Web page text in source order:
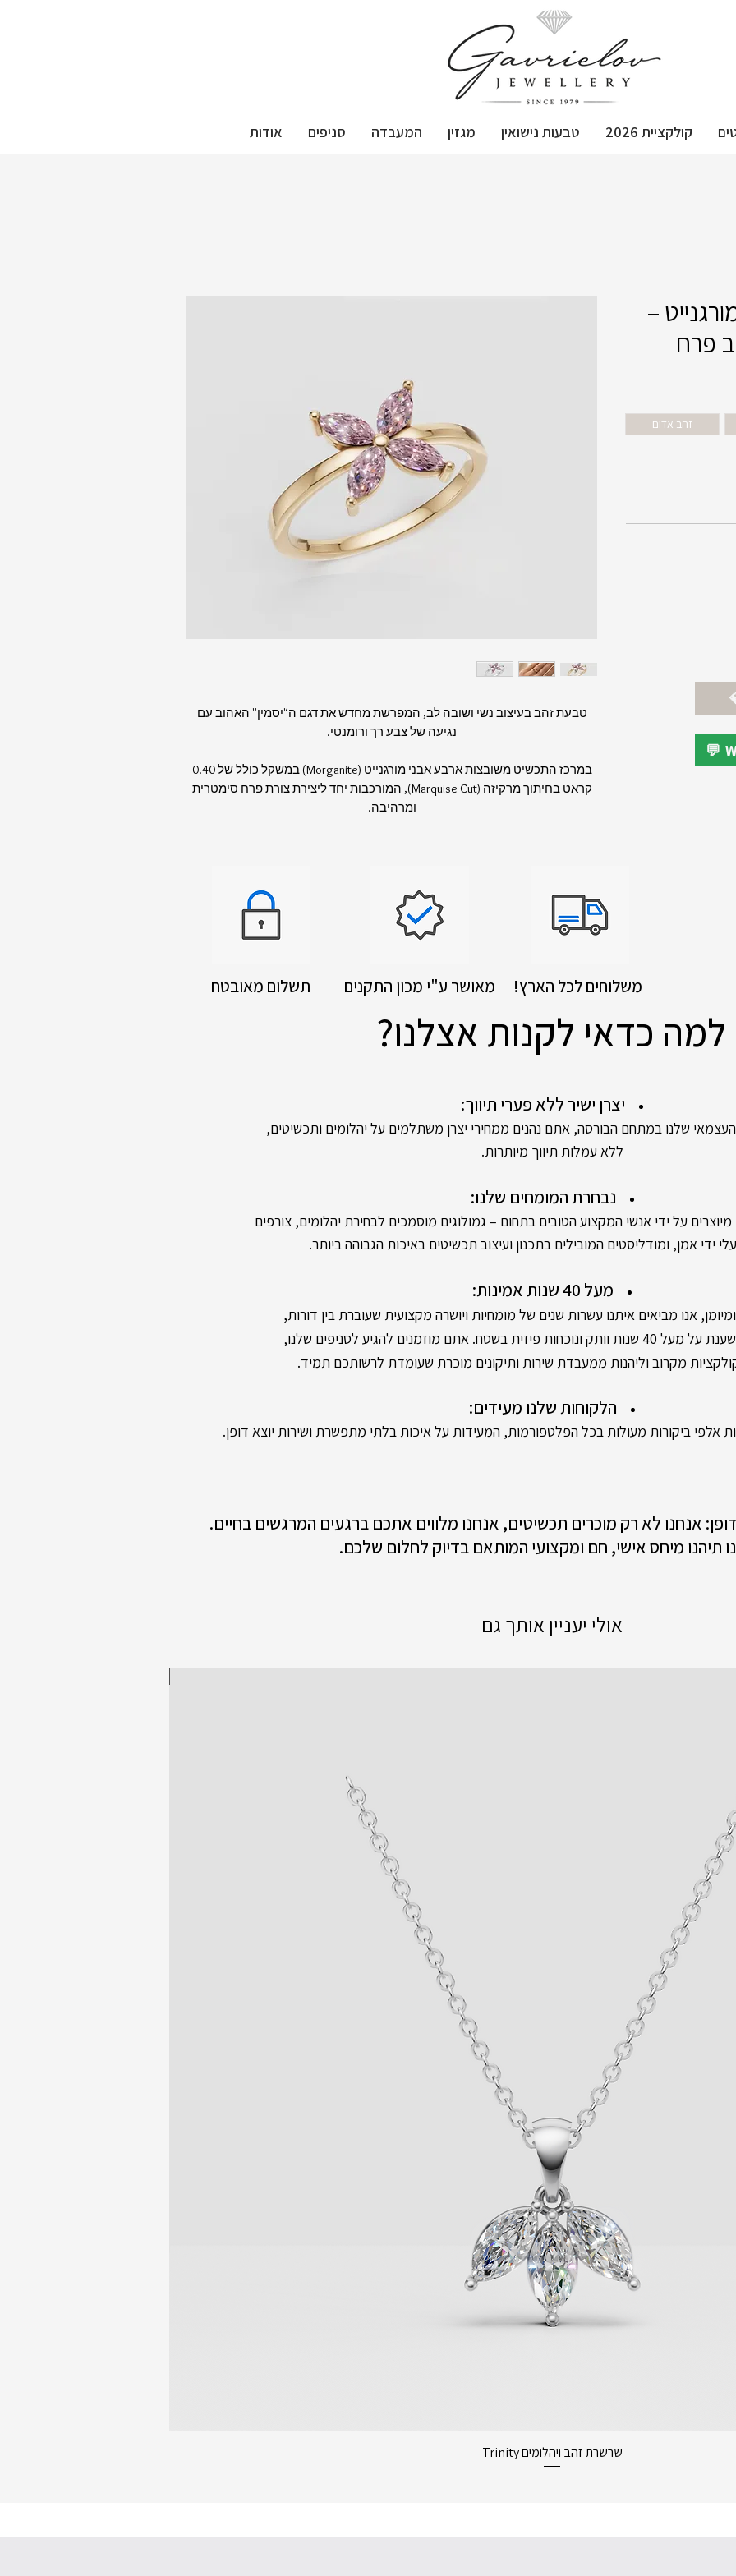
קולקציית 2026 טבעות נישואין מגזין המעבדה סניפים אודות
טבעת זהב בעיצוב נשי ושובה לב, המפרשת מחדש את דגם ה"יסמין" האהוב עם
נגיעה של צבע רך ורומנטי.
במרכז התכשיט משובצות ארבע אבני מורגנייט (Morganite) במשקל כולל של 0.40
קראט בחיתוך מרקיזה (Marquise Cut), המורכבות יחד ליצירת צורת פרח סימטרית
ומרהיבה.
–
פרח
זהב אדום
תשלום מאובטח מאושר ע"י מכון התקנים
למה כדאי לקנות אצלנו?
יצרן ישיר ללא פערי תיווך:
שלנו במתחם הבורסה, אתם נהנים ממחירי יצרן משתלמים על יהלומים ותכשיטים,
ללא עמלות תיווך מיותרות.
נבחרת המומחים שלנו:
על ידי אנשי המקצוע הטובים בתחום – גמולוגים מוסמכים לבחירת יהלומים, צורפים
ידי אמן, ומודליסטים המובילים בתכנון ועיצוב תכשיטים באיכות הגבוהה ביותר.
מעל 40 שנות אמינות:
אנו מביאים איתנו עשרות שנים של מומחיות ויושרה מקצועית שעוברת בין דורות,
בשטח. אתם מוזמנים להגיע לסניפים שלנו,
מקרוב וליהנות ממעבדת שירות ותיקונים מוכרת שעומדת לרשותכם תמיד.
הלקוחות שלנו מעידים:
אלפי ביקורות מעולות בכל הפלטפורמות, המעידות על איכות בלתי מתפשרת ושירות יוצא דופן.
דופן: אנחנו לא רק מוכרים תכשיטים, אנחנו מלווים אתכם ברגעים המרגשים בחיים.
תיהנו מיחס אישי, חם ומקצועי המותאם בדיוק לחלום שלכם.
אולי יעניין אותך גם
תצוגה מהירה
שרשרת זהב ויהלומים Trinity